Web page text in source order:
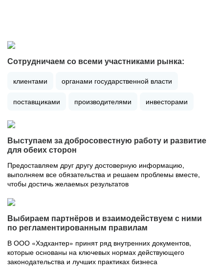
Сотрудничаем со всеми участниками рынка:
клиентами органами государственной власти
поставщиками производителями инвесторами
Выступаем за добросовестную работу и развитие
для обеих сторон
Предоставляем друг другу достоверную информацию,
выполняем все обязательства и решаем проблемы вместе,
чтобы достичь желаемых результатов
Выбираем партнёров и взаимодействуем с ними
по регламентированным правилам
В ООО «Хэдхантер» принят ряд внутренних документов,
которые основаны на ключевых нормах действующего
законодательства и лучших практиках бизнеса